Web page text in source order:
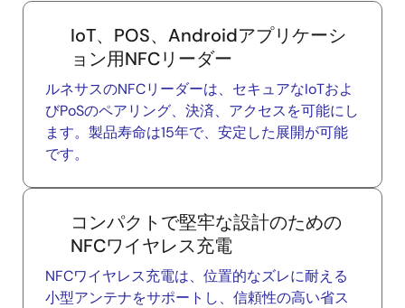
IoT、POS、Androidアプリケーシ
ョン用NFCリーダー
ルネサスのNFCリーダーは、セキュアなIoTおよ
びPoSのペアリング、決済、アクセスを可能にし
ます。製品寿命は15年で、安定した展開が可能
です。
コンパクトで堅牢な設計のための
NFCワイヤレス充電
NFCワイヤレス充電は、位置的なズレに耐える
小型アンテナをサポートし、信頼性の高い省ス